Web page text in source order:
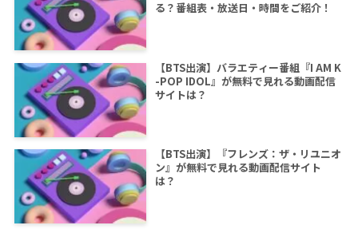
る？番組表・放送日・時間をご紹介！
【BTS出演】バラエティー番組『I AM K
-POP IDOL』が無料で見れる動画配信
サイトは？
【BTS出演】『フレンズ：ザ・リユニオ
ン』が無料で見れる動画配信サイト
は？